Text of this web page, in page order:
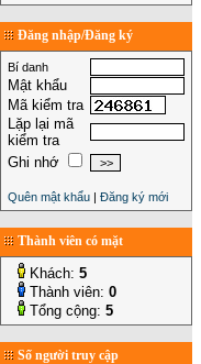
Đăng nhập/Đăng ký
Bí danh
Mật khẩu
Mã kiểm tra
Lặp lại mã
kiểm tra
Ghi nhớ
Quên mật khẩu | Đăng ký mới
Thành viên có mặt
Khách: 5
Thành viên: 0
Tổng cộng: 5
Số người truy cập